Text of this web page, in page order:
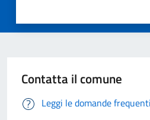
Contatta il comune
Leggi le domande frequenti